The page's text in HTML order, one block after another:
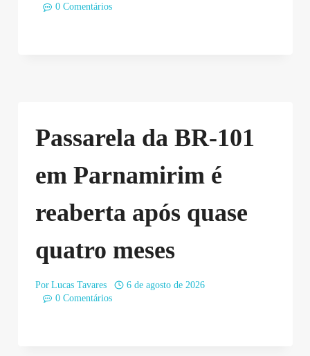
0 Comentários
Passarela da BR-101
em Parnamirim é
reaberta após quase
quatro meses
Por Lucas Tavares
6 de agosto de 2026
0 Comentários